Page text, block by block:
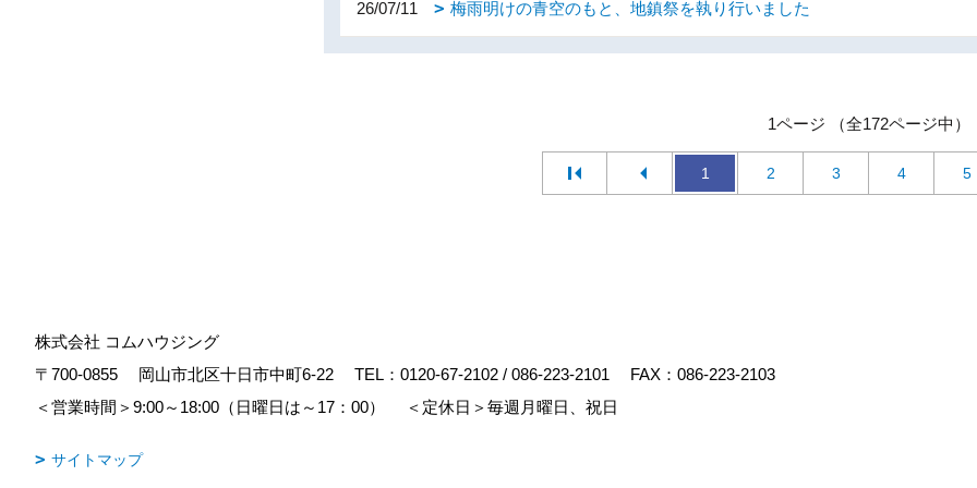
26/07/11 梅雨明けの青空のもと、地鎮祭を執り行いました
1ページ （全172ページ中）
1 2 3 4 5
株式会社 コムハウジング
〒700-0855
岡山市北区十日市中町6-22 TEL： 0120-67-2102 / 086-223-2101
FAX：086-223-2103
＜営業時間＞9:00～18:00（日曜日は～17：00）
＜定休日＞毎週月曜日、祝日
サイトマップ